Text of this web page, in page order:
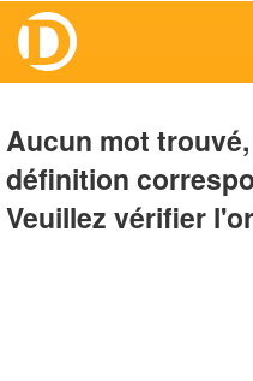
Aucun mot
définition
Veuillez vérifier